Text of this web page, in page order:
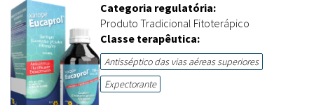
Categoria regulatória:
Produto Tradicional Fitoterápico
Classe terapêutica:
Antisséptico das vias aéreas superiores
Expectorante